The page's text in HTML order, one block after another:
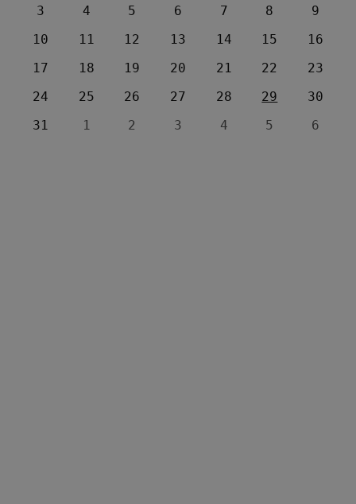
3
4 5 6 7 8
9
10
11 12 13 14 15
16
17
18 19 20 21 22
23
24
25 26 27 28 29
30
31
1 2 3 4 5 6